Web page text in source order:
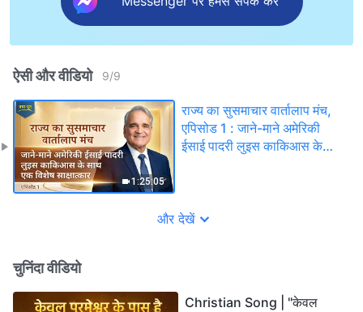
ऐसी और वीडियो 9/9
1:25:05
राज्य का सुसमाचार वार्तालाप मंच,
एपिसोड 1 : जाने-माने अमेरिकी
ईसाई पादरी लुइस काकिआस के
और देखें
चुनिंदा वीडियो
Christian Song | "केवल